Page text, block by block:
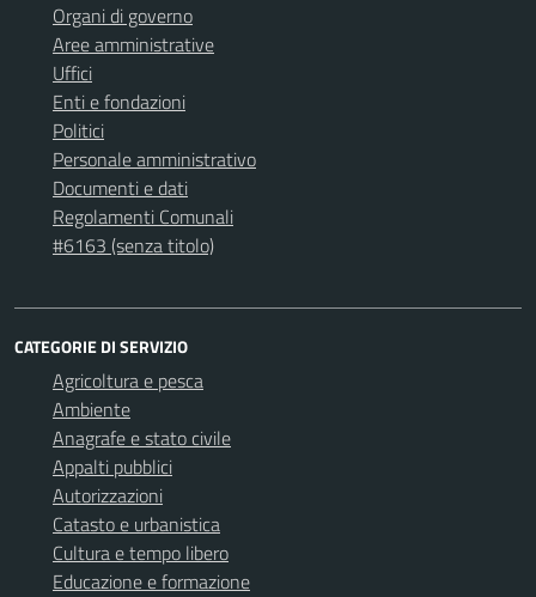
Organi di governo
Aree amministrative
Uffici
Enti e fondazioni
Politici
Personale amministrativo
Documenti e dati
Regolamenti Comunali
#6163 (senza titolo)
CATEGORIE DI SERVIZIO
Agricoltura e pesca
Ambiente
Anagrafe e stato civile
Appalti pubblici
Autorizzazioni
Catasto e urbanistica
Cultura e tempo libero
Educazione e formazione